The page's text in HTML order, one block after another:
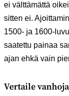
ei välttämättä
sitten ei.
1500- ja 1600-
saatettu painaa
ajan ehkä vain
Vertaile